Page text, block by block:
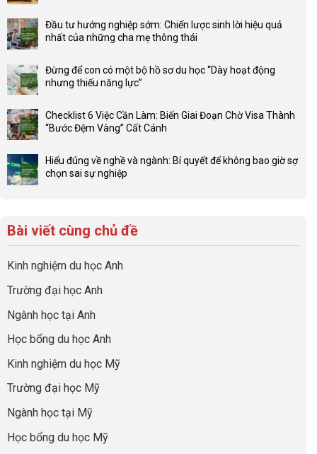
có
bình
luận
Lợi
thế
sức
mạnh
network
gia
đình
sự
nghiệp
Đầu tư hướng nghiệp sớm: Chiến lược sinh lời hiệu quả
nhất của những cha mẹ thông thái
bình
luận
Đầu
tư
sớm:
Chiến
hiệu
quả
của
cha
thông
Đừng để con có một bộ hồ sơ du học “Dày hoạt động
nhưng thiếu năng lực”
bình
luận
Đừng
để
bộ
hồ
sơ
du
học
“Dày
hoạt
động
nhưng
thiếu
năng
lực”
Checklist 6 Việc Cần Làm: Biến Giai Đoạn Chờ Visa Thành
“Bước Đệm Vàng” Cất Cánh
bình
luận
Việc
Biến
Đoạn
Visa
“Bước
Vàng”
Cất
Cánh
Hiểu đúng về nghề và ngành: Bí quyết để không bao giờ sợ
chọn sai sự nghiệp
luận
ở
Hiểu
đúng
nghề
và
ngành:
Bí
quyết
không
giờ
chọn
sự
Bài viết cùng chủ đề
Kinh nghiệm du học Anh
Trường đại học Anh
Ngành học tại Anh
Học bổng du học Anh
Kinh nghiệm du học Mỹ
Trường đại học Mỹ
Ngành học tại Mỹ
Học bổng du học Mỹ